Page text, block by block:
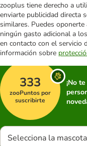
zooplus tiene derecho a
enviarte publicidad directa
similares. Puedes
ningún gasto adicional a
en contacto con el servicio
información sobre
333
zooPuntos por
suscribirte
¡No
Selecciona la mascota